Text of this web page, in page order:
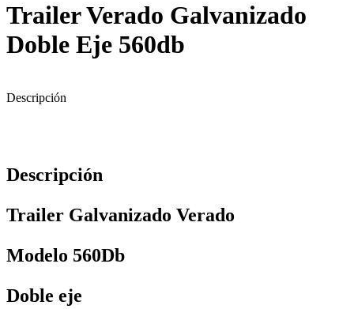
Trailer Verado Galvanizado
Doble Eje 560db
Descripción
Descripción
Trailer Galvanizado Verado
Modelo 560Db
Doble eje